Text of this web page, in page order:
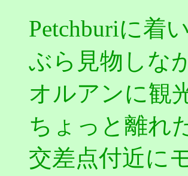
Petchburiに着
ぶら見物しな
オルアンに観
ちょっと離れ
交差点付近に